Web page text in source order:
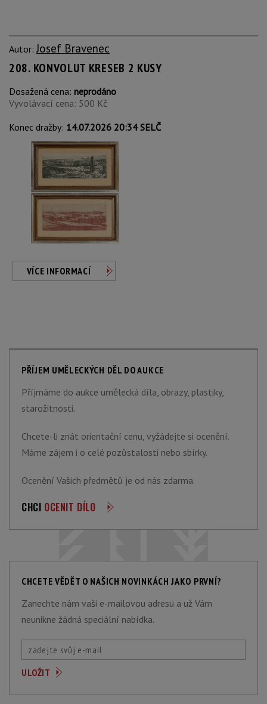
Autor:Josef Bravenec
208. KONVOLUT KRESEB 2 KUSY
Dosažená cena: neprodáno
Vyvolávací cena: 500 Kč
Konec dražby: 14.07.2026 20:34 SELČ
VÍCE INFORMACÍ
PŘÍJEM UMĚLECKÝCH DĚL DO AUKCE
Příjmáme do aukce umělecká díla, obrazy, plastiky,
starožitnosti.
Chcete-li znát orientační cenu, vyžádejte si ocenění.
Máme zájem i o celé pozůstalosti nebo sbírky.
Ocenění Vašich předmětů je od nás zdarma.
CHCI OCENIT DÍLO
CHCETE VĚDĚT O NAŠICH NOVINKÁCH JAKO PRVNÍ?
Zanechte nám vaši e-mailovou adresu a už Vám
neunikne žádná speciální nabídka.